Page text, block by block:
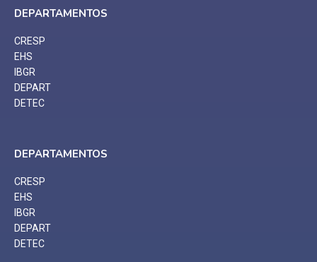
DEPARTAMENTOS
CRESP
EHS
IBGR
DEPART
DETEC
DEPARTAMENTOS
CRESP
EHS
IBGR
DEPART
DETEC